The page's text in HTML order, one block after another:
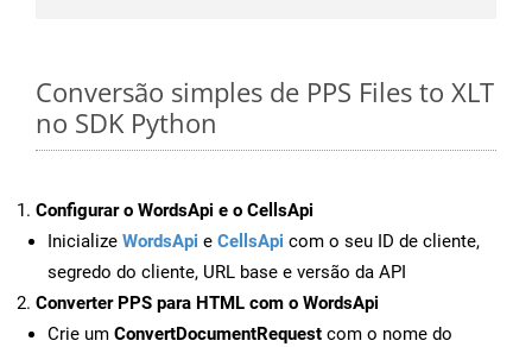
Conversão simples de PPS Files to XLT
no SDK Python
Configurar o WordsApi e o CellsApi
Inicialize WordsApi e CellsApi com o seu ID de cliente,
segredo do cliente, URL base e versão da API
Converter PPS para HTML com o WordsApi
Crie um ConvertDocumentRequest com o nome do